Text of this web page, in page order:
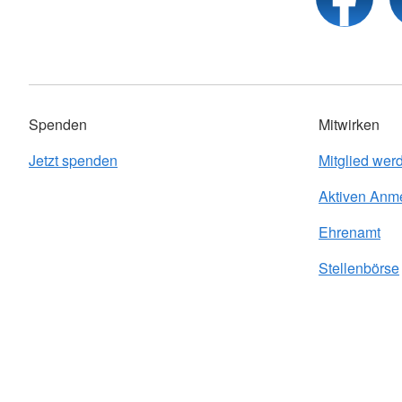
Spenden
Jetzt spenden
Mitwirken
Mitglied
Aktiven
Ehrenamt
Stellenbörse